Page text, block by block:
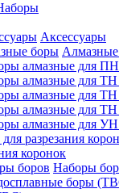
Аксессуары
алмазные для
алмазные для
алмазные для
алмазные для
алмазные для
коронок
Наборы